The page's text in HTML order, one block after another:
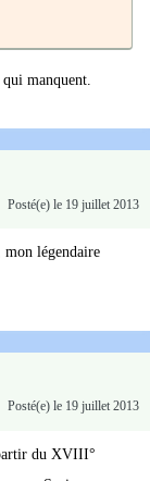
manquent.
Posté(e) le 19 juillet 2013
mon légendaire
Posté(e) le 19 juillet 2013
du XVIII°